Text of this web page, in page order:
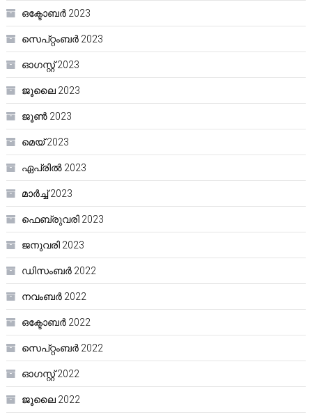
ഒക്ടോബർ 2023
സെപ്റ്റംബർ 2023
ഓഗസ്റ്റ്‌ 2023
ജൂലൈ 2023
ജൂൺ 2023
മെയ്‌ 2023
ഏപ്രിൽ 2023
മാർച്ച്‌ 2023
ഫെബ്രുവരി 2023
ജനുവരി 2023
ഡിസംബർ 2022
നവംബർ 2022
ഒക്ടോബർ 2022
സെപ്റ്റംബർ 2022
ഓഗസ്റ്റ്‌ 2022
ജൂലൈ 2022